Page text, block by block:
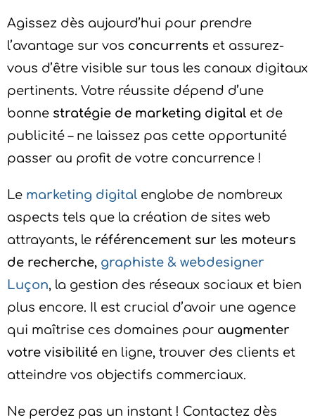
Agissez dès aujourd’hui pour prendre
l’avantage sur vos concurrents et assurez-
vous d’être visible sur tous les canaux digitaux
pertinents. Votre réussite dépend d’une
bonne stratégie de marketing digital et de
publicité – ne laissez pas cette opportunité
passer au profit de votre concurrence !
Le marketing digital englobe de nombreux
aspects tels que la création de sites web
attrayants, le référencement sur les moteurs
de recherche, graphiste & webdesigner
Luçon, la gestion des réseaux sociaux et bien
plus encore. Il est crucial d’avoir une agence
qui maîtrise ces domaines pour augmenter
votre visibilité en ligne, trouver des clients et
atteindre vos objectifs commerciaux.
Ne perdez pas un instant ! Contactez dès